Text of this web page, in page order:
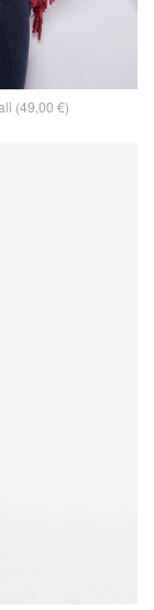
(49,00 €)